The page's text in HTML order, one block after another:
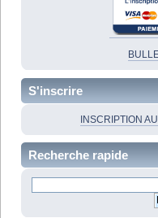
S'inscrire
INSCRIPTION
Recherche rapide